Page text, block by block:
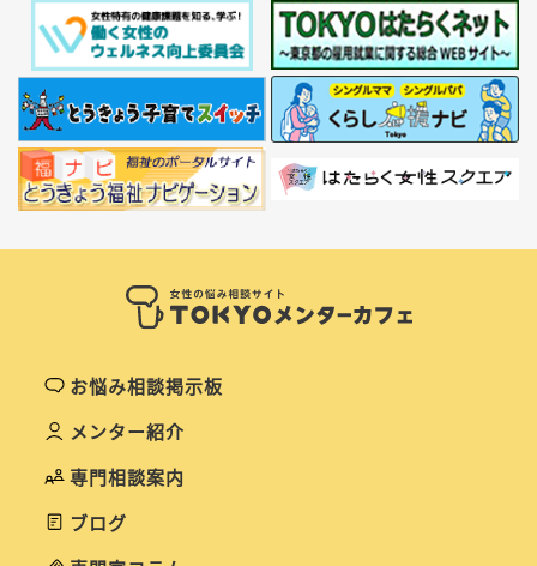
お悩み相談掲示板
メンター紹介
専門相談案内
ブログ